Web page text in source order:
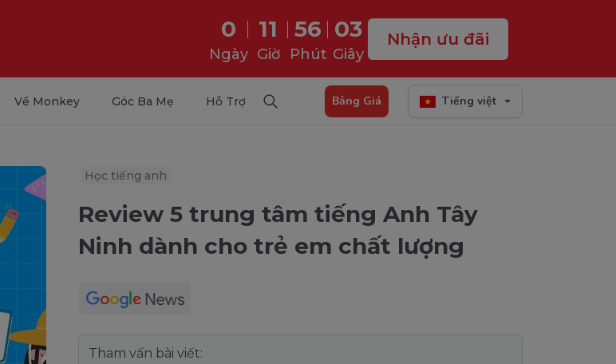
0
Ngày
11
Giờ
56
Phút
02
Giây
Nhận ưu đãi
Về Monkey Góc Ba Mẹ Hỗ Trợ Bảng Giá Tiếng việt
Học tiếng anh
Review 5 trung tâm tiếng Anh Tây
Ninh dành cho trẻ em chất lượng
Tham vấn bài viết: